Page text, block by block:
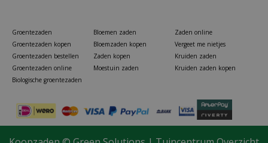
Groentezaden
Groentezaden kopen
Groentezaden bestellen
Groentezaden online
Biologische groentezaden
Bloemen zaden
Bloemzaden kopen
Zaden kopen
Moestuin zaden
Zaden online
Vergeet me nietjes
Kruiden zaden
Kruiden zaden kopen